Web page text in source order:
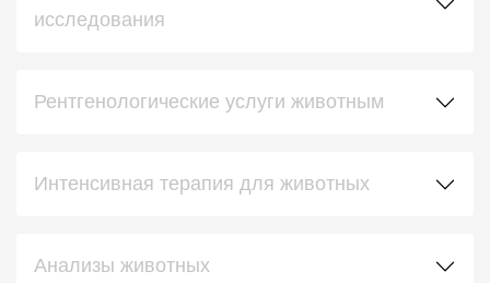
исследования
Рентгенологические услуги животным
Интенсивная терапия для животных
Анализы животных